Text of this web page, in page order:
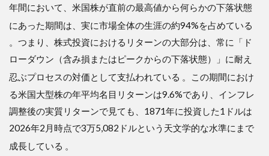
結
結論
理由
手順
年間において、米国株が直前の最高値から何らかの下落状態
にあった期間は、実に市場全体の生涯の約94%を占めている
。つまり、株式投資におけるリターンの大部分は、常に「ド
ローダウン（含み損またはピークからの下落状態）」に耐え
忍ぶプロセスの対価として支払われている 。この期間におけ
る米国大型株の年平均名目リターンは9.6%であり、インフレ
調整後の実質リターンで見ても、1871年に投資した1ドルは
2026年2月時点で3万5,082ドルという天文学的な水準にまで
成長している 。